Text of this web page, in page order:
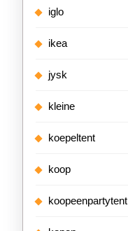
iglo
ikea
jysk
kleine
koepeltent
koop
koopeenpartytent